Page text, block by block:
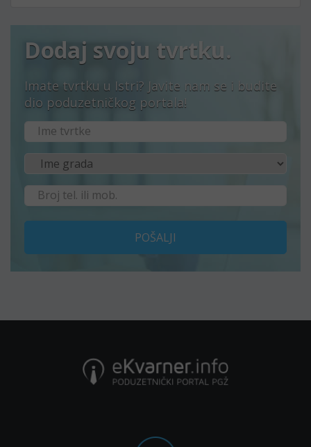
Dodaj svoju tvrtku.
Imate tvrtku u Istri? Javite nam se i budite
dio poduzetničkog portala!
POŠALJI